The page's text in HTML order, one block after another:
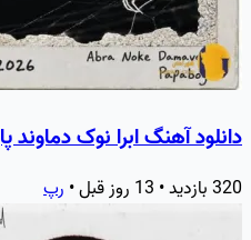
دانلود آهنگ ابرا نوک دماوند
320 بازدید • 13 روز قبل • رپ